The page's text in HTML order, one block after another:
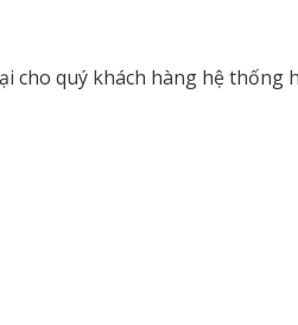
cho quý khách hàng hệ